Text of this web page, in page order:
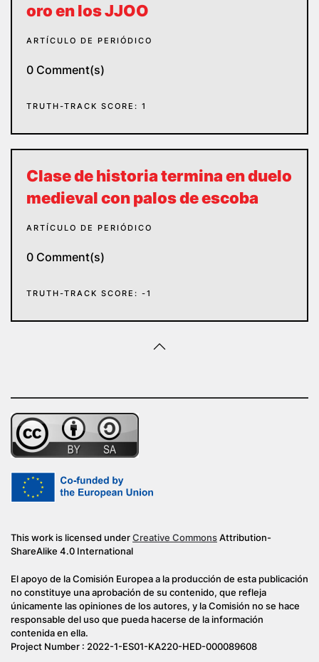
oro en los JJOO
ARTÍCULO DE PERIÓDICO
0 Comment(s)
TRUTH-TRACK SCORE: 1
Clase de historia termina en duelo
medieval con palos de escoba
ARTÍCULO DE PERIÓDICO
0 Comment(s)
TRUTH-TRACK SCORE: -1
This work is licensed underCreative CommonsAttribution-
ShareAlike 4.0 International
El apoyo de la Comisión Europea a la producción de esta publicación
no constituye una aprobación de su contenido, que refleja
únicamente las opiniones de los autores, y la Comisión no se hace
responsable del uso que pueda hacerse de la información
contenida en ella.
Project Number : 2022-1-ES01-KA220-HED-000089608